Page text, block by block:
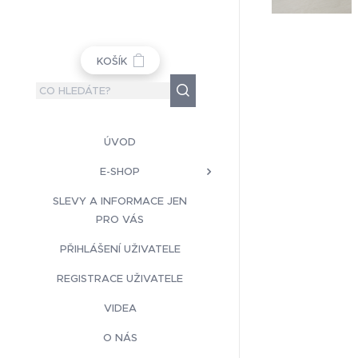
KOŠÍK
ÚVOD
E-SHOP
SLEVY A INFORMACE JEN
PRO VÁS
PŘIHLÁŠENÍ UŽIVATELE
REGISTRACE UŽIVATELE
VIDEA
O NÁS